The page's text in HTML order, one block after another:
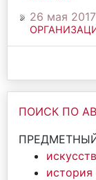
26 мая 2017
ПОИСК ПО
история